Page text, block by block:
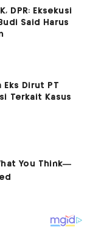
DPR: Eksekusi
Said Harus
Eks Dirut PT
Terkait Kasus